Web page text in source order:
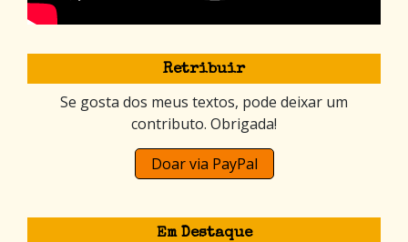
Retribuir
Se gosta dos meus textos, pode deixar um
contributo. Obrigada!
Doar via PayPal
Em Destaque